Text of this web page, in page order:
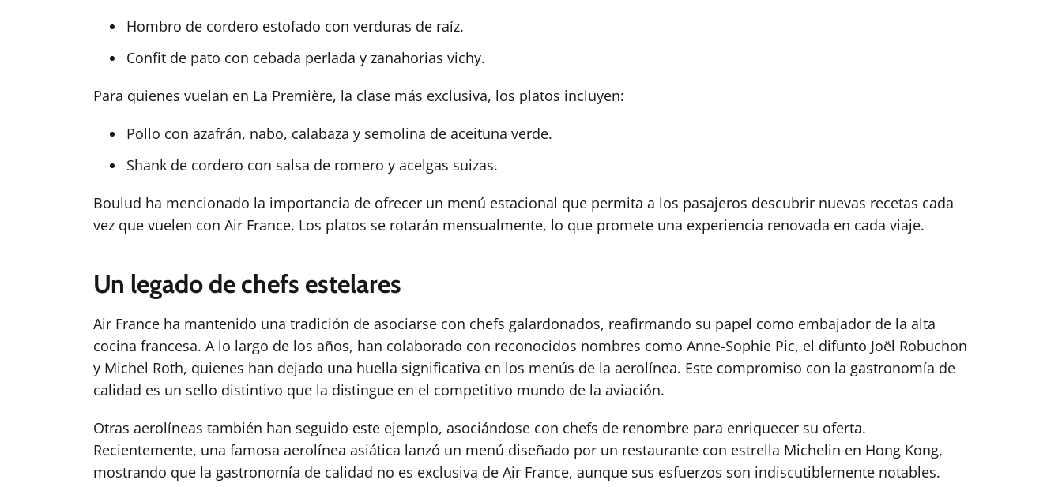
Hombro de cordero estofado con verduras de raíz.
Confit de pato con cebada perlada y zanahorias vichy.
Para quienes vuelan en La Première, la clase más exclusiva, los platos incluyen:
Pollo con azafrán, nabo, calabaza y semolina de aceituna verde.
Shank de cordero con salsa de romero y acelgas suizas.
Boulud ha mencionado la importancia de ofrecer un menú estacional que permita a los pasajeros descubrir nuevas recetas cada
vez que vuelen con Air France. Los platos se rotarán mensualmente, lo que promete una experiencia renovada en cada viaje.
Un legado de chefs estelares
Air France ha mantenido una tradición de asociarse con chefs galardonados, reafirmando su papel como embajador de la alta
cocina francesa. A lo largo de los años, han colaborado con reconocidos nombres como Anne-Sophie Pic, el difunto Joël Robuchon
y Michel Roth, quienes han dejado una huella significativa en los menús de la aerolínea. Este compromiso con la gastronomía de
calidad es un sello distintivo que la distingue en el competitivo mundo de la aviación.
Otras aerolíneas también han seguido este ejemplo, asociándose con chefs de renombre para enriquecer su oferta.
Recientemente, una famosa aerolínea asiática lanzó un menú diseñado por un restaurante con estrella Michelin en Hong Kong,
mostrando que la gastronomía de calidad no es exclusiva de Air France, aunque sus esfuerzos son indiscutiblemente notables.